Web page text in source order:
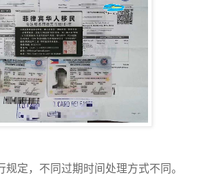
规定，不同过期时间处理方式不同。